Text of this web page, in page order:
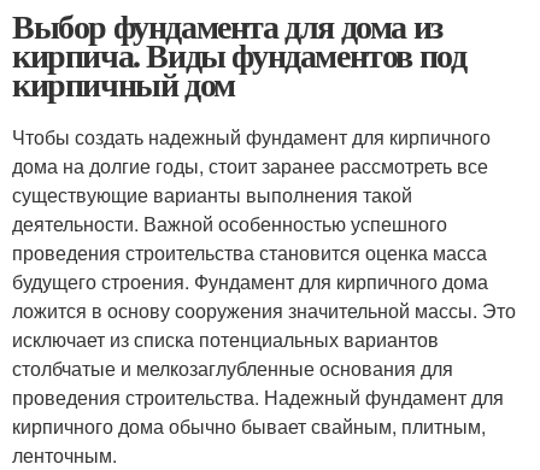
Выбор фундамента для дома из
кирпича. Виды фундаментов под
кирпичный дом
Чтобы создать надежный фундамент для кирпичного
дома на долгие годы, стоит заранее рассмотреть все
существующие варианты выполнения такой
деятельности. Важной особенностью успешного
проведения строительства становится оценка масса
будущего строения. Фундамент для кирпичного дома
ложится в основу сооружения значительной массы. Это
исключает из списка потенциальных вариантов
столбчатые и мелкозаглубленные основания для
проведения строительства. Надежный фундамент для
кирпичного дома обычно бывает свайным, плитным,
ленточным.